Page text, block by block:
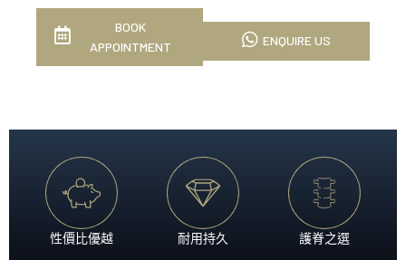
BOOK
APPOINTMENT
ENQUIRE US
性價比優越 耐用持久 護脊之選